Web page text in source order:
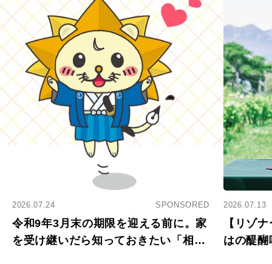
2026.07.24 SPONSORED
令和9年3月末の期限を迎える前に。家
を受け継いだら知っておきたい「相続
2026.07.13
【リゾ
はの醍